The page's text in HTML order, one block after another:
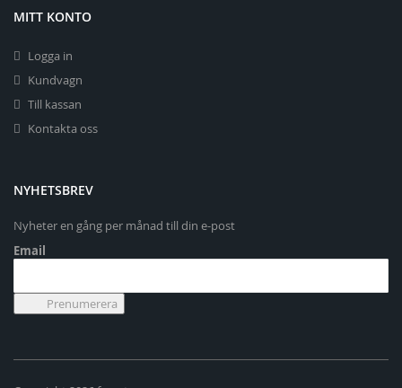
MITT KONTO
Logga in
Kundvagn
Till kassan
Kontakta oss
NYHETSBREV
Nyheter en gång per månad till din e-post
Email